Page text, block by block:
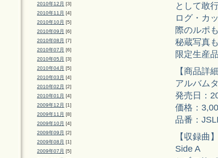
2010年12月 [3]
2010年11月 [4]
2010年10月 [5]
2010年09月 [6]
2010年08月 [7]
2010年07月 [6]
2010年05月 [3]
2010年04月 [5]
2010年03月 [4]
2010年02月 [2]
2010年01月 [4]
2009年12月 [1]
2009年11月 [8]
2009年10月 [4]
2009年09月 [2]
2009年08月 [1]
2009年07月 [5]
として敢
ログ・カ
際のルポ
秘蔵写真
限定生産
【商品詳
アルバム
発売日：
価格：
品番：
【収録曲
Side A